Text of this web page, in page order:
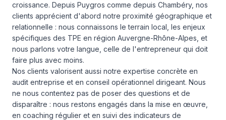
croissance. Depuis Puygros comme depuis Chambéry, nos
clients apprécient d'abord notre proximité géographique et
relationnelle : nous connaissons le terrain local, les enjeux
spécifiques des TPE en région Auvergne-Rhône-Alpes, et
nous parlons votre langue, celle de l'entrepreneur qui doit
faire plus avec moins.
Nos clients valorisent aussi notre expertise concrète en
audit entreprise et en conseil opérationnel dirigeant. Nous
ne nous contentez pas de poser des questions et de
disparaître : nous restons engagés dans la mise en œuvre,
en coaching régulier et en suivi des indicateurs de